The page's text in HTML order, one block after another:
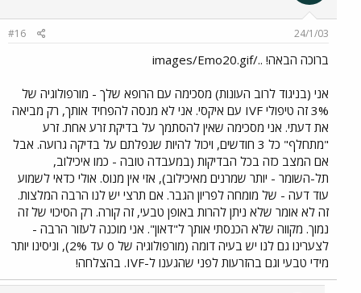
24/1/03
#16
ברוכה הבאה! ../images/Emo20.gif
אני (בניגוד לרוב העונות) מסכימה עם הרופא שלך - מורפולוגיה של
3% זה טיפולי IVF עם איקסי. אני לא מנסה להפחיד אותך, רק מביאה
את דעתי. אני מסכימה שאין להסתמך על בדיקת זרע אחת. זרע
"מתחלף" כל 3 חודשים, ויכול להיות שנפלתם על בדיקה גרועה. אבל
אם המצב כזה בכל הבדיקות (במעבדה טובה - כמו איכילוב,
תל-השומר - יותר שמרנים מאיכילוב), אזי אין מנוס. אולי כדאי לשמוע
עוד דעה - של מומחה לפריון הגבר. אם תרצי יש לנו הרבה המלצות.
זה לא אומר שלא ניתן להרות באופן טבעי, זה קורה. רק הסיכוי של זה
נמוך. מקווה שלא הכנסתי אותך ל"דאון". אני מוכנה לעזור הרבה -
לצערינו גם לנו יש בעיה דומה (מורפולוגיה של 0 עד 2%), וניסינו יותר
מידי טבעי וגם בהזרעות לפני שהגענו ל-IVF. בהצלחה!